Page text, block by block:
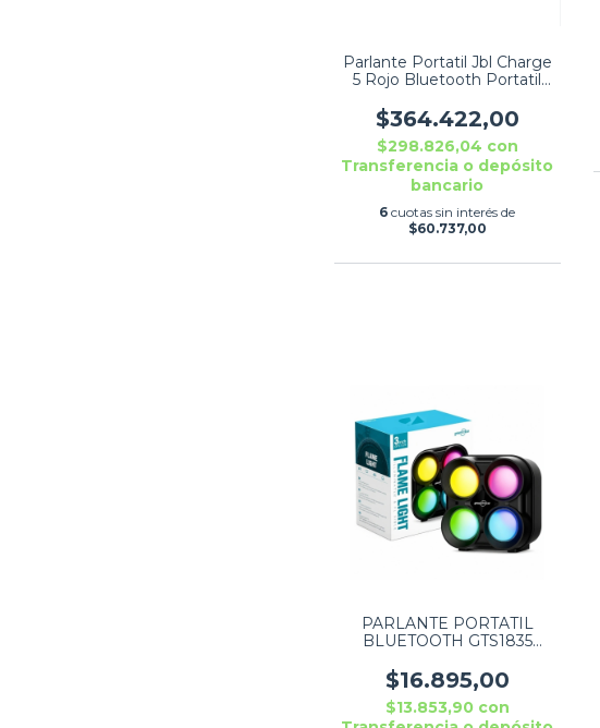
Parlante Portatil Jbl Charge
5 Rojo Bluetooth Portatil
$364.422,00
$298.826,04 con
Transferencia o depósito
bancario
6 cuotas sin interés de
$60.737,00
PARLANTE PORTATIL
BLUETOOTH GTS1835
$16.895,00
$13.853,90 con